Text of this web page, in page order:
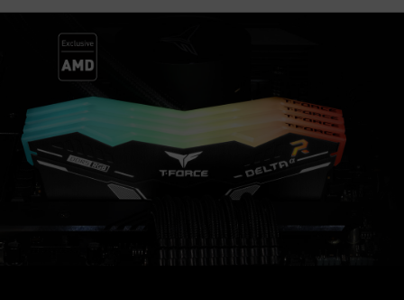
니다. 이는 제품 결합이 아닌 정상적인 작동입니
다.
XMP 3.0 / EXPO는 사용자가 수동으로 활성화해
야 하며, 일부 메인보드나 CPU는 표기된 주파수
에 도달하지 못할 수 있으며, 최종 작동 주파수는
시스템 설정 및 하드웨어 사양에 의해 제한됩니
다.
오버클럭(XMP 3.0 / EXPO 설정 활성화 등)은
JEDEC 표준을 초과해, 시스템 안정성에 영향을
안정이 생길 경우 BIOS 기본값으로 복원하시길